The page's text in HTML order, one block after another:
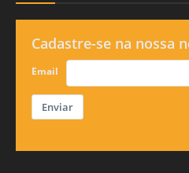
Cadastre-se na nossa
Email
Enviar